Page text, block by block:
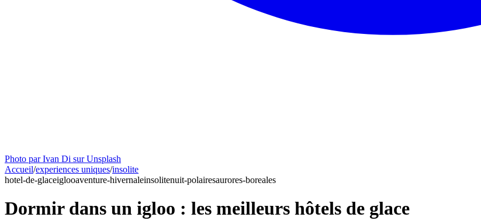
Photo par Ivan Di sur Unsplash
Accueil/experiences uniques/insolite
hotel-de-glaceiglooaventure-hivernaleinsolitenuit-polairesaurores-boreales
Dormir dans un igloo : les meilleurs hôtels de glace